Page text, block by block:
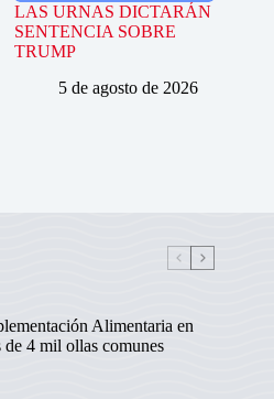
LAS URNAS DICTARÁN
SENTENCIA SOBRE
TRUMP
5 de agosto de 2026
Alimentaria en
de 4 mil ollas comunes